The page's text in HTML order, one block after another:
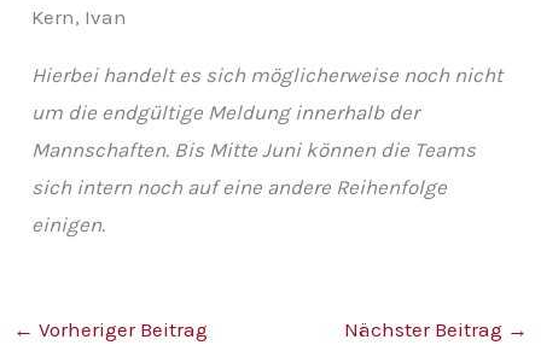
Kern, Ivan
Hierbei handelt es sich möglicherweise noch nicht
um die endgültige Meldung innerhalb der
Mannschaften. Bis Mitte Juni können die Teams
sich intern noch auf eine andere Reihenfolge
einigen.
← Vorheriger Beitrag Nächster Beitrag →